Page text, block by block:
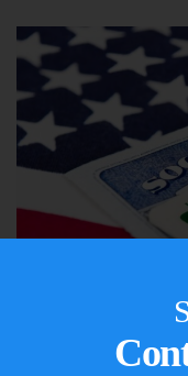
Lotería de